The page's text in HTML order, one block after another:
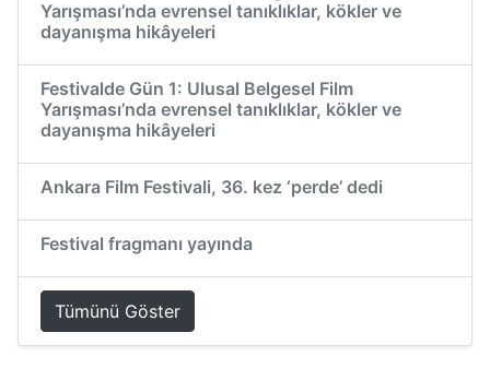
Yarışması’nda evrensel tanıklıklar, kökler ve
dayanışma hikâyeleri
Festivalde Gün 1: Ulusal Belgesel Film
Yarışması’nda evrensel tanıklıklar, kökler ve
dayanışma hikâyeleri
Ankara Film Festivali, 36. kez ‘perde’ dedi
Festival fragmanı yayında
Tümünü Göster